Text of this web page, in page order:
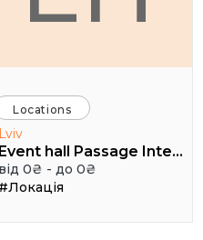
Locations
Lviv
Event hall Passage Interdit
від 0₴ - до 0₴
#Локація